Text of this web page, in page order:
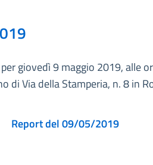
giovedì 9 maggio 2019, alle
di Via della Stamperia, n. 8 in
Report del 09/05/2019